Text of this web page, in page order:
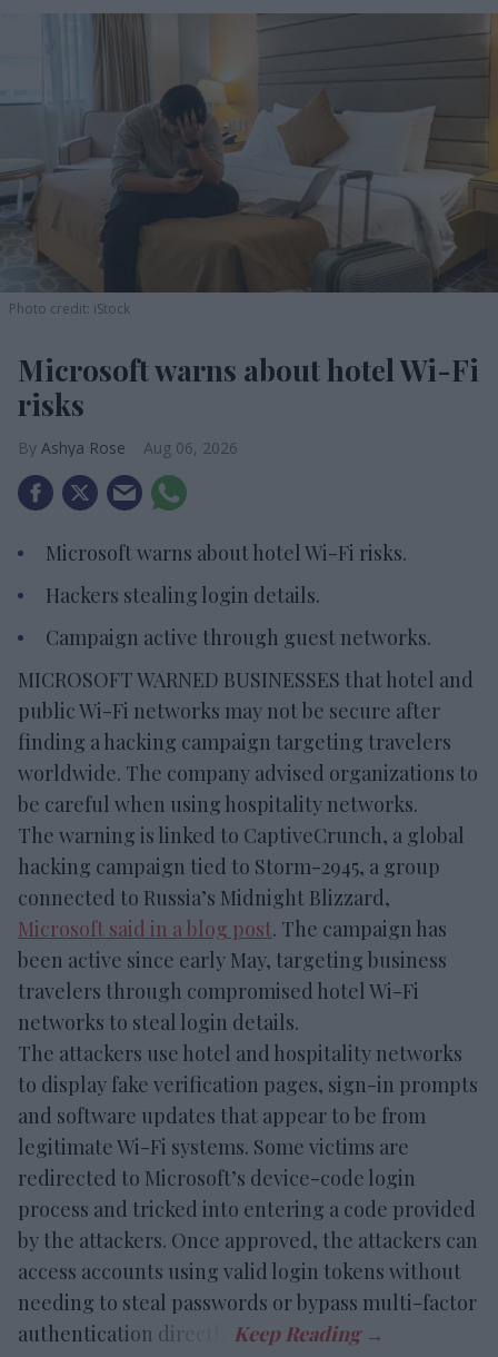
Photo credit: iStock
Microsoft warns about hotel Wi-Fi
risks
Ashya Rose Aug 06, 2026
Microsoft warns about hotel Wi-Fi risks.
Hackers stealing login details.
Campaign active through guest networks.
MICROSOFT WARNED BUSINESSES that hotel and
public Wi-Fi networks may not be secure after
finding a hacking campaign targeting travelers
worldwide. The company advised organizations to
be careful when using hospitality networks.
The warning is linked to CaptiveCrunch, a global
hacking campaign tied to Storm-2945, a group
connected to Russia’s Midnight Blizzard,
Microsoft said in a blog post. The campaign has
been active since early May, targeting business
travelers through compromised hotel Wi-Fi
networks to steal login details.
The attackers use hotel and hospitality networks
to display fake verification pages, sign-in prompts
and software updates that appear to be from
legitimate Wi-Fi systems. Some victims are
redirected to Microsoft’s device-code login
process and tricked into entering a code provided
by the attackers. Once approved, the attackers can
access accounts using valid login tokens without
needing to steal passwords or bypass multi-factor
authentication directly.